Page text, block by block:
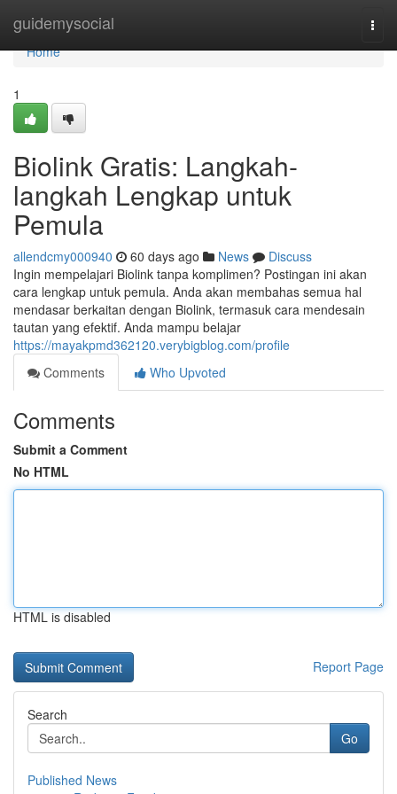
guidemysocial
Home
Home
1
Biolink Gratis: Langkah-
langkah Lengkap untuk
Pemula
allendcmy000940 60 days ago News
Discuss
Ingin mempelajari Biolink tanpa komplimen? Postingan ini akan
cara lengkap untuk pemula. Anda akan membahas semua hal
mendasar berkaitan dengan Biolink, termasuk cara mendesain
tautan yang efektif. Anda mampu belajar
https://mayakpmd362120.verybigblog.com/profile
Comments
Who Upvoted
Comments
Submit a Comment
No HTML
HTML is disabled
Report Page
Search
Go
Published News